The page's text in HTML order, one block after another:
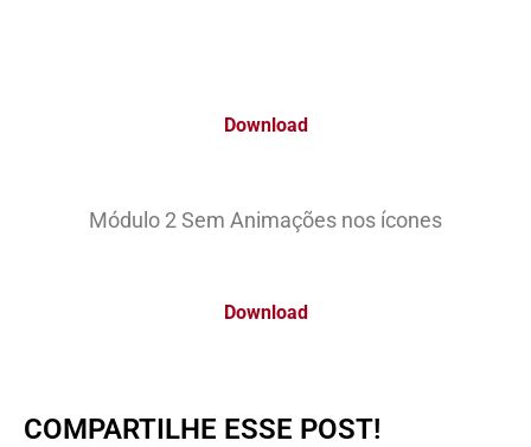
Download
Módulo 2 Sem Animações nos ícones
Download
COMPARTILHE ESSE POST!